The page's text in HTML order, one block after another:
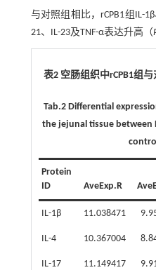
与对照组相比，rCPB1组IL-
21、IL-23及TNF-α表达升高（
表2 空肠组织中rCPB1组
Tab.2 Differential
the jejunal tissue between
Protein
ID
AveExp.R
IL-1β 11.038471
IL-4 10.367004
IL-17 11.149417